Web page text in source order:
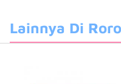
Lainnya Di